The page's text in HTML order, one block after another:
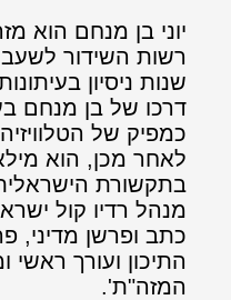
יוני בן מנחם הוא
רשות השידור
שנות ניסיון
דרכו של בן מנחם
כמפיק של
לאחר מכן, הוא
בתקשורת
מנהל רדיו קול
כתב ופרשן מדיני,
התיכון ועורך ראשי
המזה"ת'.